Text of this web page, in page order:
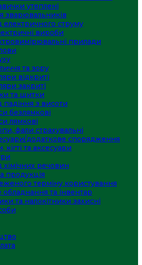
утеплені
зварювальників
електричного струму
вироби
прилади
та зору
відкриті
закриті
та щитки
падіння з висоти
безлямкові
лямкові
фали страхувальні
додаткове спорядження
кігті та аксесуари
хімічних речовин
продукція
терміну користування
та інвентар
та налокітники захисні